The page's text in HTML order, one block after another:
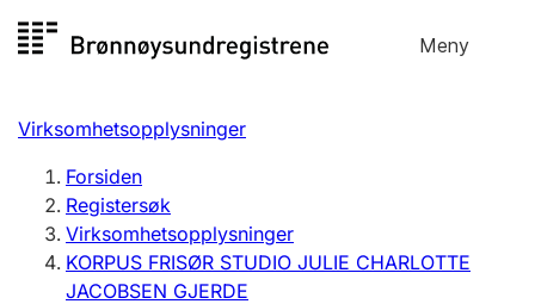
til
Meny
Registersøk
Aksjeselskap
Enkeltpersonforetak
Registrere, endre, slette
Virksomhetsopplysninger
Forsiden
Registersøk
Virksomhetsopplysninger
KORPUS FRISØR STUDIO JULIE CHARLOTTE
JACOBSEN GJERDE